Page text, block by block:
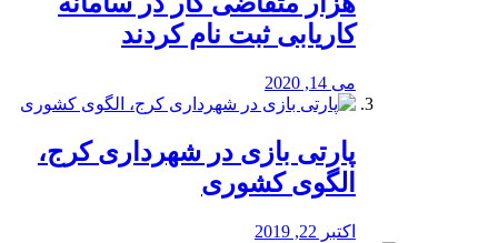
کاریابی ثبت نام کردند
می 14, 2020
پارتی بازی در شهرداری کرج،
الگوی کشوری
اکتبر 22, 2019